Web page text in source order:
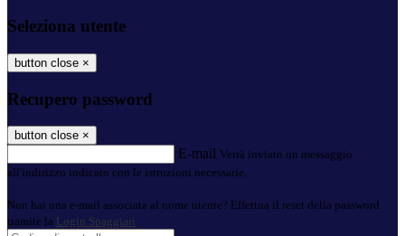
Seleziona utente
button close ×
Recupero password
button close ×
E-mail Verrà inviato un messaggio
all'indirizzo indicato con le istruzioni necessarie.
Non hai una e-mail associata al nome utente? Effettua il reset della password
tramite la Login Spaggiari